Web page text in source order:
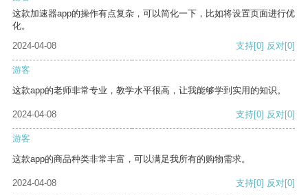
这款加速器app的操作有点复杂，可以简化一下，比如将设置页面进行优
化。
2024-04-08
支持[0] 反对[0]
游客
这款app的老师非常专业，教学水平很高，让我能够学到实用的知识。
2024-04-08 支持[0] 反对[0]
游客
这款app的商品种类非常丰富，可以满足我所有的购物需求。
2024-04-08 支持[0] 反对[0]